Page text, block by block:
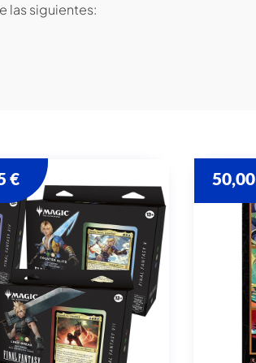
las siguientes:
€ 50,00